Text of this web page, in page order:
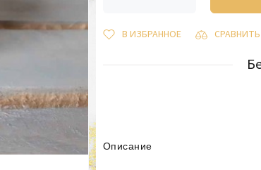
В ИЗБРАННОЕ СРАВНИТЬ
Описание